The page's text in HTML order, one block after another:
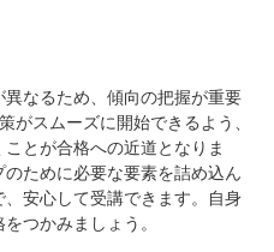
なるため、傾向の把握が重要
がスムーズに開始できるよう、
とが合格への近道となりま
ために必要な要素を詰め込ん
安心して受講できます。自身
つかみましょう。